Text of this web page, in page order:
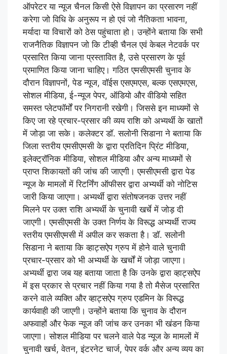
ऑपरेटर या न्यूज चैनल किसी ऐसे विज्ञापन का प्रसारण नहीं
करेगा जो विधि के अनुरूप न हो एवं जो नैतिकता भावना,
मर्यादा या विचारों को ठेस पहुंचाता हो। उन्होंने बताया कि सभी
राजनैतिक विज्ञापन जो कि टीव्ही चैनल एवं केबल नेटवर्क पर
प्रसारित किया जाना प्रस्तावित है, उसे प्रसारण के पूर्व
प्रमाणित किया जाना चाहिए। गठित एमसीएमसी चुनाव के
दौरान विज्ञापनों, पेड न्यूज, वॉईस एसएमएस, बल्क एसएमएस,
सोशल मीडिया, ई-न्यूज पेपर, ऑडियो और वीडियो सहित
समस्त प्लेटफॉर्मों पर निगरानी रखेगी। जिससे इन माध्यमों से
किए जा रहे प्रचार-प्रसार की व्यय राशि को अभ्यर्थी के खातों
में जोड़ा जा सके। कलेक्टर डॉ. सलोनी सिडाना ने बताया कि
जिला स्तरीय एमसीएमसी के द्वारा प्रतिदिन प्रिंट मीडिया,
इलेक्ट्रॉनिक मीडिया, सोशल मीडिया और अन्य माध्यमों से
प्राप्त शिकायतों की जांच की जाएगी। एमसीएमसी द्वारा पेड
न्यूज के मामलों में रिटर्निंग ऑफीसर द्वारा अभ्यर्थी को नोटिस
जारी किया जाएगा। अभ्यर्थी द्वारा संतोषजनक उत्तर नहीं
मिलने पर उक्त राशि अभ्यर्थी के चुनावी खर्चे में जोड़ दी
जाएगी। एमसीएमसी के उक्त निर्णय के विरूद्ध अभ्यर्थी राज्य
स्तरीय एमसीएमसी में अपील कर सकता है। डॉ. सलोनी
सिडाना ने बताया कि व्हाट्सऐप ग्रुप में होने वाले चुनावी
प्रचार-प्रसार को भी अभ्यर्थी के खर्चों में जोड़ा जाएगा।
अभ्यर्थी द्वारा जब यह बताया जाता है कि उनके द्वारा व्हाट्सऐप
में इस प्रकार से प्रचार नहीं किया गया है तो मैसेज प्रसारित
करने वाले व्यक्ति और व्हाट्सऐप ग्रुप एडमिन के विरूद्ध
कार्यवाही की जाएगी। उन्होंने बताया कि चुनाव के दौरान
अफवाहों और फेक न्यूज की जांच कर उनका भी खंडन किया
जाएगा। सोशल मीडिया पर चलने वाले पेड न्यूज के मामलों में
चुनावी खर्च, वेतन, इंटरनेट चार्ज, पेपर वर्क और अन्य व्यय का